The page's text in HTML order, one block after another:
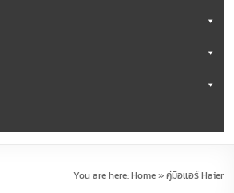
You are here:Home»คู่มือแอร์ Haier